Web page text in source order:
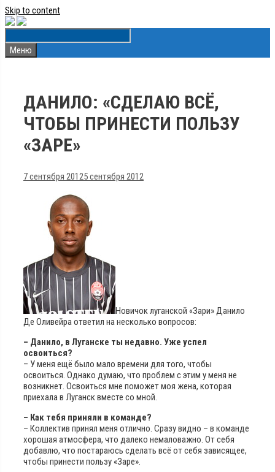
Skip to content
Меню
ДАНИЛО: «СДЕЛАЮ ВСЁ,
ЧТОБЫ ПРИНЕСТИ ПОЛЬЗУ
«ЗАРЕ»
7 сентября 20125 сентября 2012
Новичок луганской «Зари» Данило
Де Оливейра ответил на несколько вопросов:
– Данило, в Луганске ты недавно. Уже успел
освоиться?
– У меня ещё было мало времени для того, чтобы
освоиться. Однако думаю, что проблем с этим у меня не
возникнет. Освоиться мне поможет моя жена, которая
приехала в Луганск вместе со мной.
– Как тебя приняли в команде?
– Коллектив принял меня отлично. Сразу видно – в команде
хорошая атмосфера, что далеко немаловажно. От себя
добавлю, что постараюсь сделать всё от себя зависящее,
чтобы принести пользу «Заре».